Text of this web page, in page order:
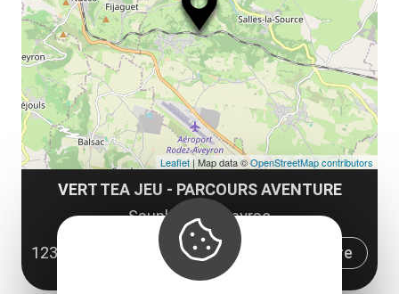
VERT TEA JEU - PARCOURS AVENTURE
Saunhac - Séveyrac
12330 Salles-la-Source
Obtenir l'itinéraire
Leaflet| Map data ©OpenStreetMap contributors